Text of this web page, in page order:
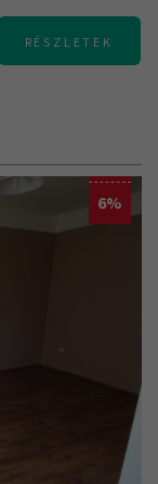
RÉSZLETEK
6%